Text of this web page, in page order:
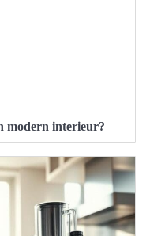
modern interieur?